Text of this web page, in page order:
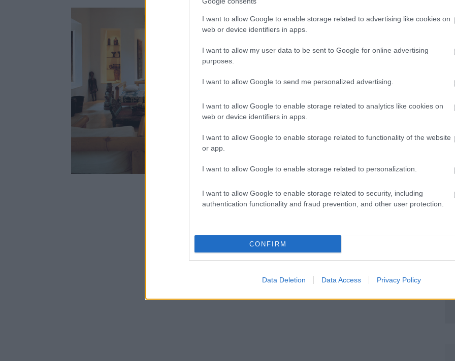
I want to allow Google to enable storage related to advertising like cookies on
web or device identifiers in apps.
I want to allow my user data to be sent to Google for online advertising
purposes.
I want to allow Google to send me personalized advertising.
I want to allow Google to enable storage related to analytics like cookies on
web or device identifiers in apps.
I want to allow Google to enable storage related to functionality of the website
or app.
I want to allow Google to enable storage related to personalization.
I want to allow Google to enable storage related to security, including
authentication functionality and fraud prevention, and other user protection.
CONFIRM
Data Deletion Data Access Privacy Policy
Zo všetkých možných
krajín
Snívate niekedy o rozprávkovo krásnych palácoch
rohože v Mexiku? Túto vzrušujúcu exotickú
atmosféru si však môžete vyčarovať aj doma,
nábytkových solitérov.
30. 11. 2005
Môj dom Špeciál 02/2026